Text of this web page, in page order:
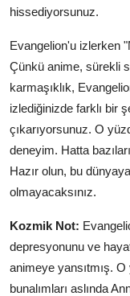
hissediyorsunuz.
Evangelion'u izlerken
Çünkü anime, sürekli
karmaşıklık,
izlediğinizde farklı bir
çıkarıyorsunuz. O
deneyim. Hatta
Hazır olun, bu
olmayacaksınız.
Kozmik Not:
depresyonunu ve
animeye yansıtmış.
bunalımları aslında